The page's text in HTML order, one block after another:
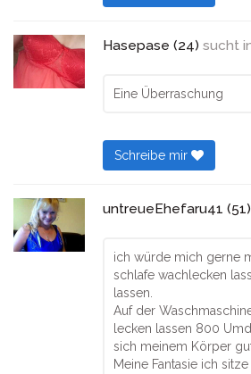
Hasepase (24) sucht
Eine Überraschung
Schreibe mir
untreueEhefaru41 (51)
ich würde mich gerne
schlafe wachlecken
lassen.
Auf der
lecken lassen 800
sich meinem Körper gut
Meine Fantasie ich